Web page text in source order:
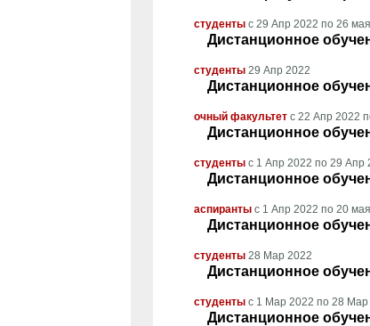
студенты с 29 Апр 2022 по 26
Дистанционное
студенты 29 Апр 2022
Дистанционное
очный факультет с 22 Апр 2022
Дистанционное
студенты с 1 Апр 2022 по 29 Апр
Дистанционное
аспиранты с 1 Апр 2022 по 20
Дистанционное
студенты 28 Мар 2022
Дистанционное
студенты с 1 Мар 2022 по 28 Мар
Дистанционное